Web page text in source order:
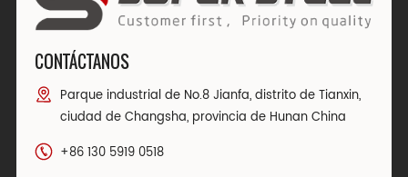
CONTÁCTANOS
Parque industrial de No.8 Jianfa, distrito de Tianxin,
ciudad de Changsha, provincia de Hunan China
+86 130 5919 0518